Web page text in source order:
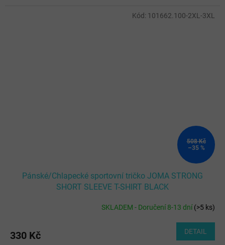
508 Kč
–35 %
Pánské/Chlapecké sportovní tričko JOMA STRONG
SHORT SLEEVE T-SHIRT BLACK
SKLADEM - Doručení 8-13 dní(>5 ks)
330 Kč DETAIL
Kód: 101662.100-2XL-3XL